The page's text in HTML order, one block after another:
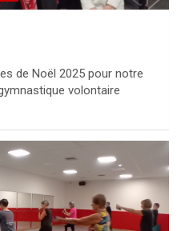
de Noël 2025 pour notre
volontaire